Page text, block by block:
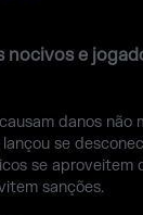
e
danos não
se
se aproveitem
sanções.